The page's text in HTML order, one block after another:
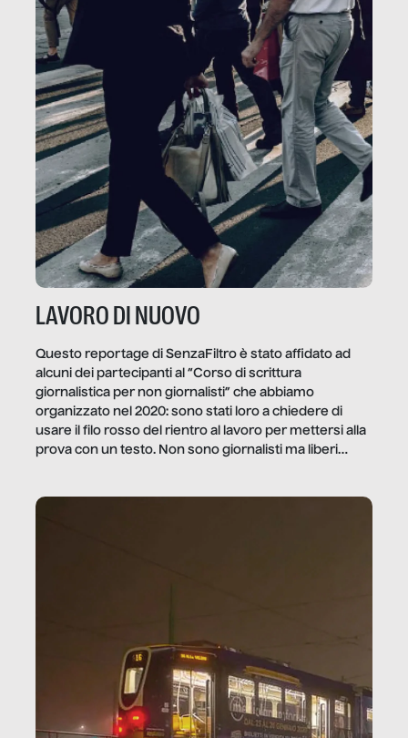
LAVORO DI NUOVO
Questo reportage di SenzaFiltro è stato affidato ad
alcuni dei partecipanti al “Corso di scrittura
giornalistica per non giornalisti” che abbiamo
organizzato nel 2020: sono stati loro a chiedere di
usare il filo rosso del rientro al lavoro per mettersi alla
prova con un testo. Non sono giornalisti ma liberi